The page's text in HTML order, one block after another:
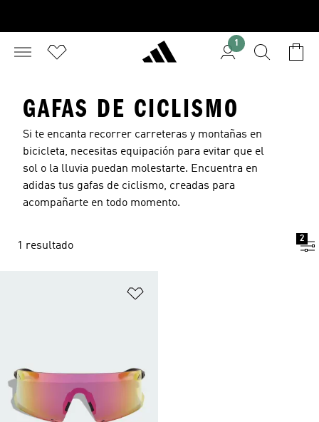
1
GAFAS DE CICLISMO
Si te encanta recorrer carreteras y montañas en
bicicleta, necesitas equipación para evitar que el
sol o la lluvia puedan molestarte. Encuentra en
adidas tus gafas de ciclismo, creadas para
acompañarte en todo momento.
1 resultado
2